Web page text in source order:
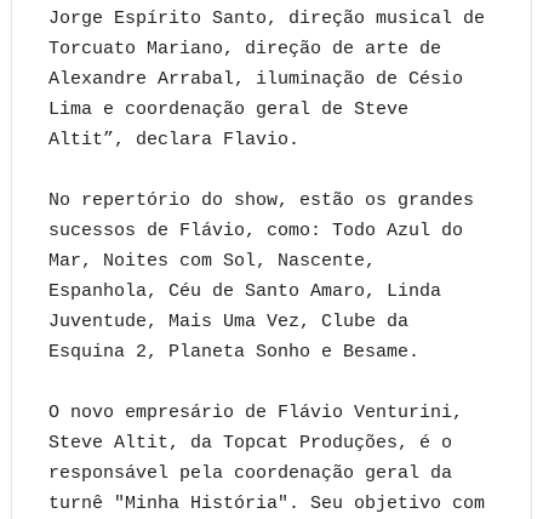
Jorge Espírito Santo, direção musical de
Torcuato Mariano, direção de arte de
Alexandre Arrabal, iluminação de Césio
Lima e coordenação geral de Steve
Altit”, declara Flavio.
No repertório do show, estão os grandes
sucessos de Flávio, como: Todo Azul do
Mar, Noites com Sol, Nascente,
Espanhola, Céu de Santo Amaro, Linda
Juventude, Mais Uma Vez, Clube da
Esquina 2, Planeta Sonho e Besame.
O novo empresário de Flávio Venturini,
Steve Altit, da Topcat Produções, é o
responsável pela coordenação geral da
turnê "Minha História". Seu objetivo com